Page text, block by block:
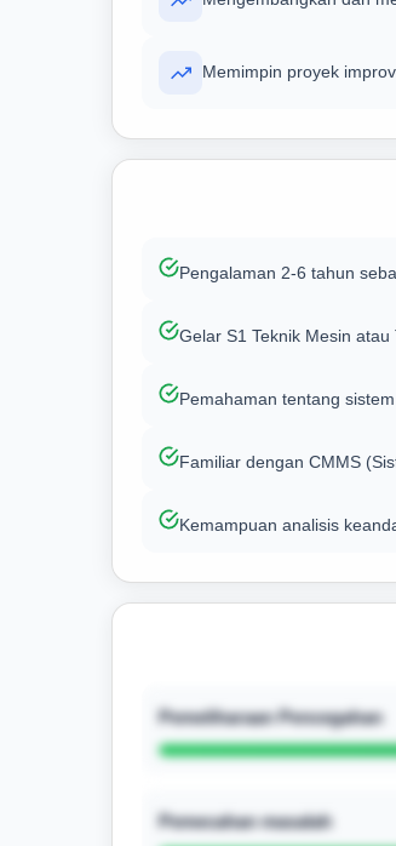
Memimpin proyek
Pengalaman 2-6 tahun
Gelar S1 Teknik Mesin atau
Pemahaman tentang
Familiar dengan CMMS
Kemampuan analisis
Pemeliharaan Pencegahan
Pemecahan masalah